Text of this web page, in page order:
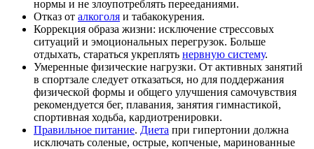
нормы и не злоупотреблять перееданиями.
Отказ от алкоголя и табакокурения.
Коррекция образа жизни: исключение стрессовых
ситуаций и эмоциональных перегрузок. Больше
отдыхать, стараться укреплять нервную систему.
Умеренные физические нагрузки. От активных занятий
в спортзале следует отказаться, но для поддержания
физической формы и общего улучшения самочувствия
рекомендуется бег, плавания, занятия гимнастикой,
спортивная ходьба, кардиотренировки.
Правильное питание. Диета при гипертонии должна
исключать соленые, острые, копченые, маринованные